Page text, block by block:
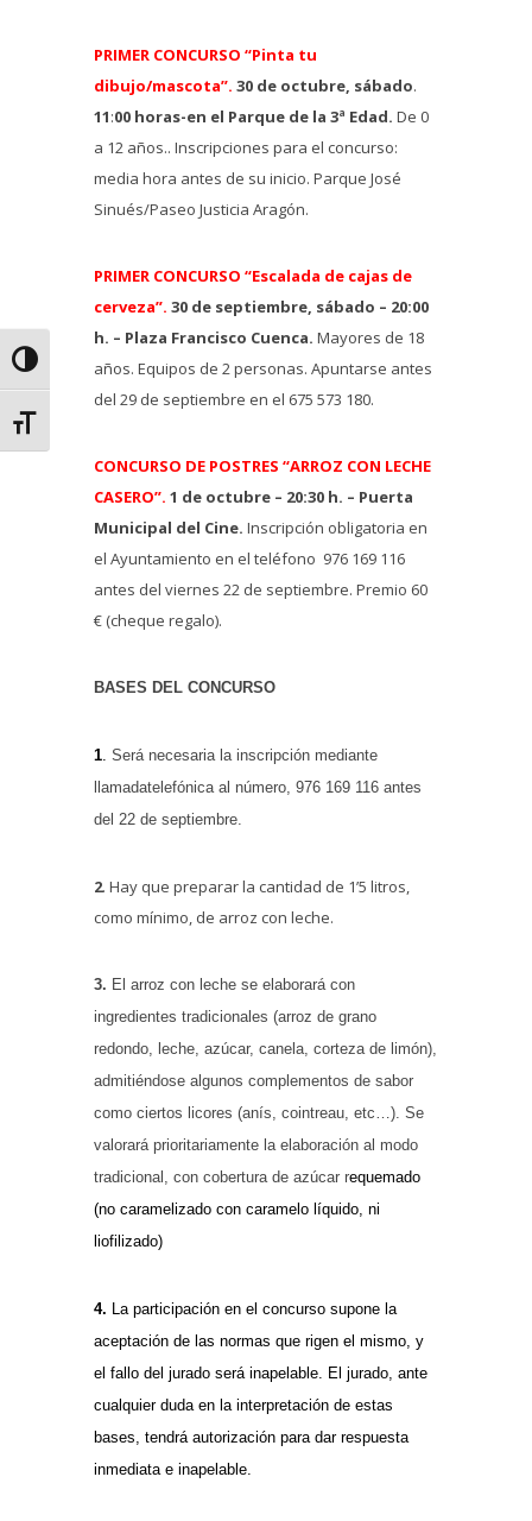
Alternar alto contraste
Alternar tamaño de letra
PRIMER CONCURSO “Pinta tu
dibujo/mascota”. 30 de octubre, sábado.
11:00 horas-en el Parque de la 3ª Edad. De 0
a 12 años.. Inscripciones para el concurso:
media hora antes de su inicio. Parque José
Sinués/Paseo Justicia Aragón.
PRIMER CONCURSO “Escalada de cajas de
cerveza”. 30 de septiembre, sábado – 20:00
h. – Plaza Francisco Cuenca. Mayores de 18
años. Equipos de 2 personas. Apuntarse antes
del 29 de septiembre en el 675 573 180.
CONCURSO DE POSTRES “ARROZ CON LECHE
CASERO”. 1 de octubre – 20:30 h. – Puerta
Municipal del Cine. Inscripción obligatoria en
el Ayuntamiento en el teléfono 976 169 116
antes del viernes 22 de septiembre. Premio 60
€ (cheque regalo).
BASES DEL CONCURSO
1 Será necesaria la inscripción mediante
llamadatelefónica al número, 976 169 116 antes
del 22 de septiembre.
2. Hay que preparar la cantidad de 1’5 litros,
como mínimo, de arroz con leche.
3. El arroz con leche se elaborará con
ingredientes tradicionales (arroz de grano
redondo, leche, azúcar, canela, corteza de limón),
admitiéndose algunos complementos de sabor
como ciertos licores (anís, cointreau, etc…). Se
valorará prioritariamente la elaboración al modo
tradicional, con cobertura de azúcar requemado
(no caramelizado con caramelo líquido, ni
liofilizado)
4. La participación en el concurso supone la
aceptación de las normas que rigen el mismo, y
el fallo del jurado será inapelable. El jurado, ante
cualquier duda en la interpretación de estas
bases, tendrá autorización para dar respuesta
inmediata e inapelable.